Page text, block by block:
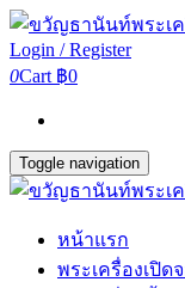
Login / Register
0Cart ฿0
Toggle navigation
หน้าแรก
พระเครื่องเปิด